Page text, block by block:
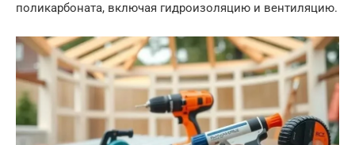
поликарбоната, включая гидроизоляцию и вентиляцию.